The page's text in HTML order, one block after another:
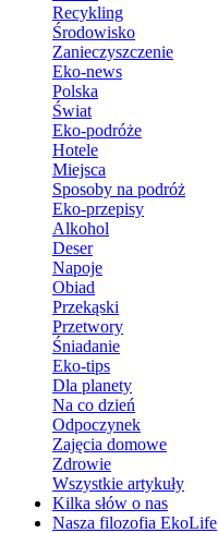
Recykling
Środowisko
Zanieczyszczenie
Eko-news
Polska
Świat
Eko-podróże
Hotele
Miejsca
Sposoby na podróż
Eko-przepisy
Alkohol
Deser
Napoje
Obiad
Przekąski
Przetwory
Śniadanie
Eko-tips
Dla planety
Na co dzień
Odpoczynek
Zajęcia domowe
Zdrowie
Wszystkie artykuły
Kilka słów o nas
Nasza filozofia EkoLife